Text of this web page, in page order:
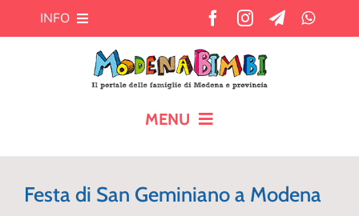
INFO
Chi siamo
MENU
Festa di San Geminiano a Modena